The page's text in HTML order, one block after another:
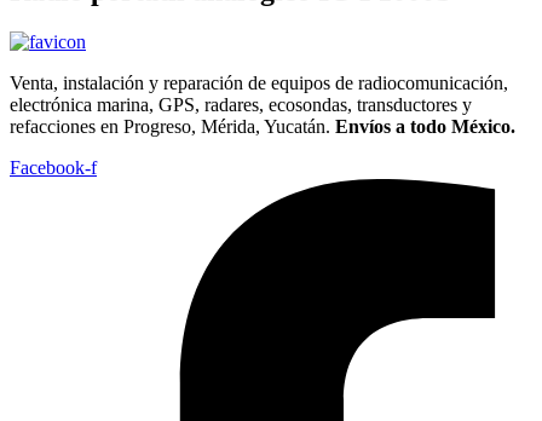
Venta, instalación y reparación de equipos de radiocomunicación,
electrónica marina, GPS, radares, ecosondas, transductores y
refacciones en Progreso, Mérida, Yucatán. Envíos a todo México.
Facebook-f